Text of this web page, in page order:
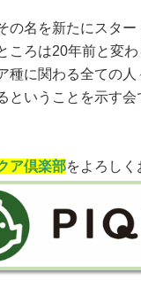
の名を新たにスター
ころは20年前と変わ
種に関わる全ての
ということを示す会
ア倶楽部をよろしく